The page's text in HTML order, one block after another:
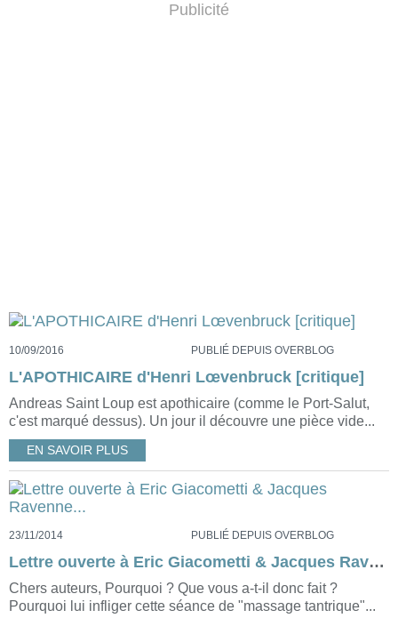
Publicité
10/09/2016 PUBLIÉ DEPUIS OVERBLOG
L'APOTHICAIRE d'Henri Lœvenbruck [critique]
Andreas Saint Loup est apothicaire (comme le Port-Salut,
c'est marqué dessus). Un jour il découvre une pièce vide...
EN SAVOIR PLUS
23/11/2014 PUBLIÉ DEPUIS OVERBLOG
Lettre ouverte à Eric Giacometti & Jacques Ravenne...
Chers auteurs, Pourquoi ? Que vous a-t-il donc fait ?
Pourquoi lui infliger cette séance de "massage tantrique"...